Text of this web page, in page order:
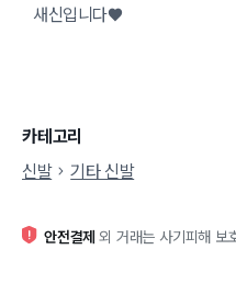
새신입니다♥
카테고리
신발
기타 신발
안전결제 외 거래는 사기피해 보